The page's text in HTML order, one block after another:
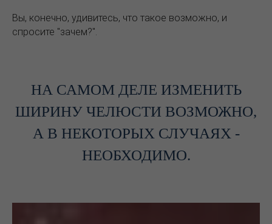
Вы, конечно, удивитесь, что такое возможно, и
спросите "зачем?".
НА САМОМ ДЕЛЕ ИЗМЕНИТЬ
ШИРИНУ ЧЕЛЮСТИ ВОЗМОЖНО,
А В НЕКОТОРЫХ СЛУЧАЯХ -
НЕОБХОДИМО.